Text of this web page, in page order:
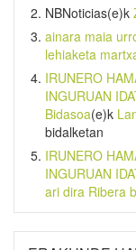
NBNoticias(e)k
ainara maia
lehiaketa
IRUNERO
INGURUAN
Bidasoa(e)k
bidalketan
IRUNERO
INGURUAN
ari dira Ribera